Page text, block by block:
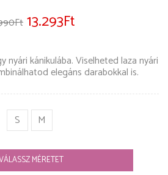
Ft 13.293Ft
nyári kánikulába. Viselheted laza nyári
elegáns darabokkal is.
S M
MÉRETET